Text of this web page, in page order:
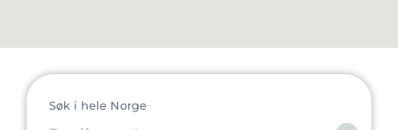
Søk i hele Norge